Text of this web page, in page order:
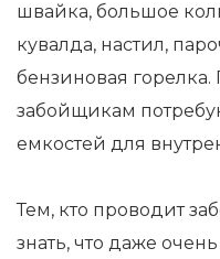
швайка, большое
кувалда, настил,
бензиновая
забойщикам
емкостей для
Тем, кто проводит
знать, что даже